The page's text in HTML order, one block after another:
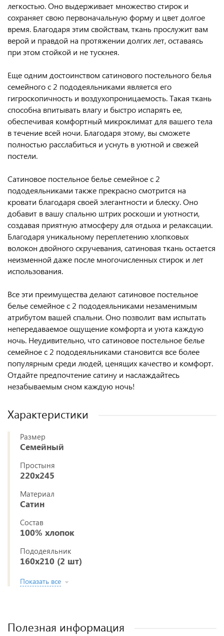
легкостью. Оно выдерживает множество стирок и
сохраняет свою первоначальную форму и цвет долгое
время. Благодаря этим свойствам, ткань прослужит вам
верой и правдой на протяжении долгих лет, оставаясь
при этом стойкой и не тускнея.
Еще одним достоинством сатинового постельного белья
семейного с 2 пододеяльниками является его
гигроскопичность и воздухопроницаемость. Такая ткань
способна впитывать влагу и быстро испарять ее,
обеспечивая комфортный микроклимат для вашего тела
в течение всей ночи. Благодаря этому, вы сможете
полностью расслабиться и уснуть в уютной и свежей
постели.
Сатиновое постельное белье семейное с 2
пододеяльниками также прекрасно смотрится на
кровати благодаря своей элегантности и блеску. Оно
добавит в вашу спальню штрих роскоши и уютности,
создавая приятную атмосферу для отдыха и релаксации.
Благодаря уникальному переплетению хлопковых
волокон двойного скручевания, сатиновая ткань остается
неизменной даже после многочисленных стирок и лет
использования.
Все эти преимущества делают сатиновое постельное
белье семейное с 2 пододеяльниками незаменимым
атрибутом вашей спальни. Оно позволит вам испытать
непередаваемое ощущение комфорта и уюта каждую
ночь. Неудивительно, что сатиновое постельное белье
семейное с 2 пододеяльниками становится все более
популярным среди людей, ценящих качество и комфорт.
Отдайте предпочтение сатину и наслаждайтесь
незабываемым сном каждую ночь!
Характеристики
Размер
Семейный
Простыня
220x245
Материал
Сатин
Состав
100% хлопок
Пододеяльник
160x210 (2 шт)
Показать все
Полезная информация